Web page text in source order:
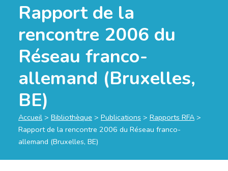
Rapport de la
rencontre 2006 du
Réseau franco-
allemand (Bruxelles,
BE)
Accueil > Bibliothèque > Publications > Rapports RFA >
Rapport de la rencontre 2006 du Réseau franco-
allemand (Bruxelles, BE)